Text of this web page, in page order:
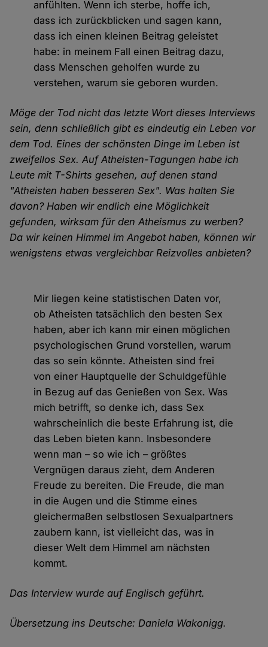
anfühlten. Wenn ich sterbe, hoffe ich,
dass ich zurückblicken und sagen kann,
dass ich einen kleinen Beitrag geleistet
habe: in meinem Fall einen Beitrag dazu,
dass Menschen geholfen wurde zu
verstehen, warum sie geboren wurden.
Möge der Tod nicht das letzte Wort dieses Interviews
sein, denn schließlich gibt es eindeutig ein Leben vor
dem Tod. Eines der schönsten Dinge im Leben ist
zweifellos Sex. Auf Atheisten-Tagungen habe ich
Leute mit T-Shirts gesehen, auf denen stand
"Atheisten haben besseren Sex". Was halten Sie
davon? Haben wir endlich eine Möglichkeit
gefunden, wirksam für den Atheismus zu werben?
Da wir keinen Himmel im Angebot haben, können wir
wenigstens etwas vergleichbar Reizvolles anbieten?
Mir liegen keine statistischen Daten vor,
ob Atheisten tatsächlich den besten Sex
haben, aber ich kann mir einen möglichen
psychologischen Grund vorstellen, warum
das so sein könnte. Atheisten sind frei
von einer Hauptquelle der Schuldgefühle
in Bezug auf das Genießen von Sex. Was
mich betrifft, so denke ich, dass Sex
wahrscheinlich die beste Erfahrung ist, die
das Leben bieten kann. Insbesondere
wenn man – so wie ich – größtes
Vergnügen daraus zieht, dem Anderen
Freude zu bereiten. Die Freude, die man
in die Augen und die Stimme eines
gleichermaßen selbstlosen Sexualpartners
zaubern kann, ist vielleicht das, was in
dieser Welt dem Himmel am nächsten
kommt.
Das Interview wurde auf Englisch geführt.
Übersetzung ins Deutsche: Daniela Wakonigg.